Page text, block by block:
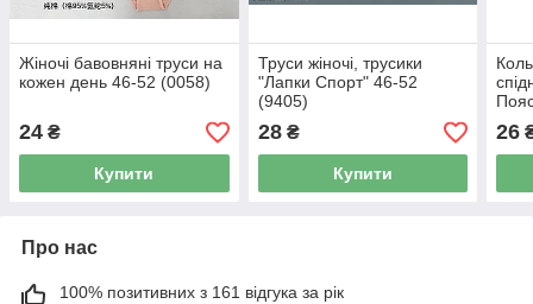
Жіночі бавовняні труси на
кожен день 46-52 (0058)
24 ₴
Купити
Труси жіночі, трусики
"Лапки Спорт" 46-52
(9405)
28₴
Купити
26
Про нас
100% позитивних з 161 відгука за рік